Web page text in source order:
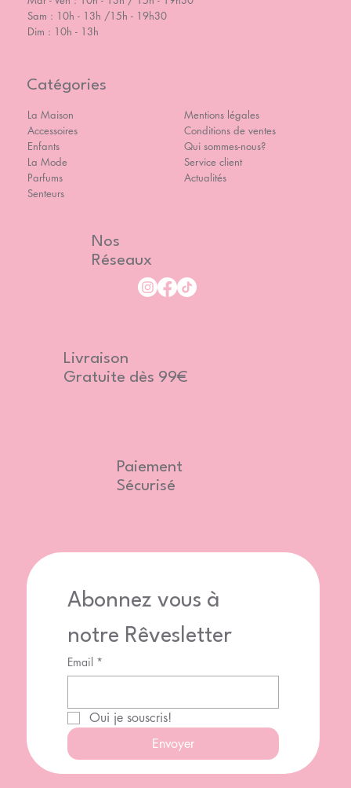
Sam : 10h - 13h /15h - 19h30
Dim : 10h - 13h
Catégories
La Maison
Accessoires
Enfants
La Mode
Parfums
Senteurs
Mentions légales
Conditions de ventes
Qui sommes-nous?
Service client
Actualités
Abonnez vous à
notre Rêvesletter
Email *
Oui je souscris!
Envoyer
Nos
Réseaux
Livraison
Gratuite dès 99€
Paiement
Sécurisé